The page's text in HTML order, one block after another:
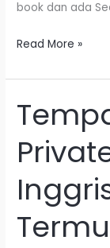
book dan ada
Read More »
Tempat
Les/Kursus
Private
Bahasa
Inggris
di
Bandung